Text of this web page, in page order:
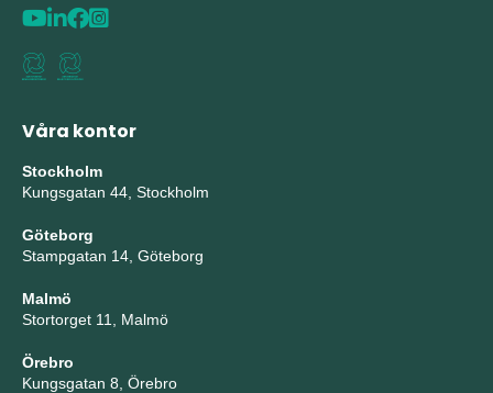
Våra kontor
Stockholm
Kungsgatan 44, Stockholm
Göteborg
Stampgatan 14, Göteborg
Malmö
Stortorget 11, Malmö
Örebro
Kungsgatan 8, Örebro